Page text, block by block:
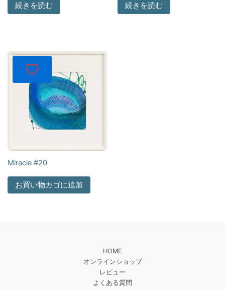
続きを読む 続きを読む
Miracle #20
お買い物カゴに追加
HOME
オンラインショップ
レビュー
よくある質問